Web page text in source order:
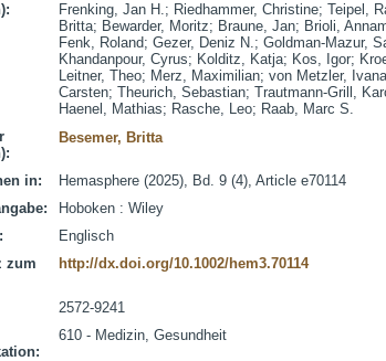
Frenking, Jan H.; Riedhammer, Christine; Teipel,
Britta; Bewarder, Moritz; Braune, Jan; Brioli,
Fenk, Roland; Gezer, Deniz N.; Goldman-Mazur,
Khandanpour, Cyrus; Kolditz, Katja; Kos, Igor;
Leitner, Theo; Merz, Maximilian; von Metzler, Ivana
Carsten; Theurich, Sebastian; Trautmann-Grill,
Haenel, Mathias; Rasche, Leo; Raab, Marc S.
Besemer, Britta
in:
Hemasphere (2025), Bd. 9 (4), Article e70114
Hoboken : Wiley
Englisch
zum
http://dx.doi.org/10.1002/hem3.70114
2572-9241
610 - Medizin, Gesundheit